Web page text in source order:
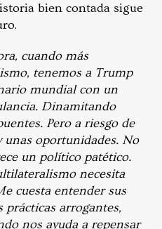
bien contada sigue
cuando más
tenemos a Trump
mundial con un
Dinamitando
Pero a riesgo de
oportunidades. No
un político patético.
necesita
cuesta entender sus
arrogantes,
nos ayuda a repensar